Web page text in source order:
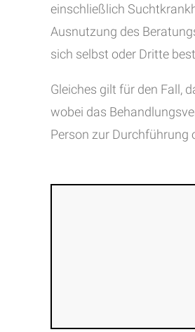
einschließlich
Ausnutzung des
sich selbst oder Dritte
Gleiches gilt für den Fall,
wobei das
Person zur Durchführung